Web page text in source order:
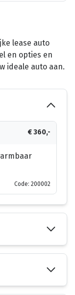
lease auto
en opties en
ideale auto aan.
€ 360,-
Code: 200002